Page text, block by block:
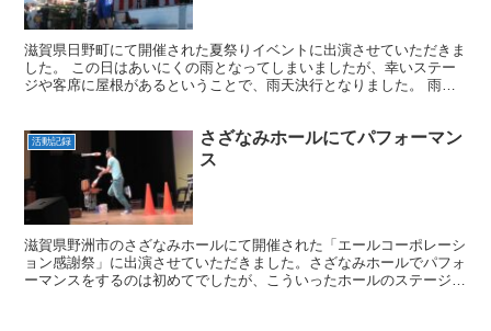
滋賀県日野町にて開催された夏祭りイベントに出演させていただきま
した。 この日はあいにくの雨となってしまいましたが、幸いステー
ジや客席に屋根があるということで、雨天決行となりました。 雨に
活動記録
さざなみホールにてパフォーマン
ス
滋賀県野洲市のさざなみホールにて開催された「エールコーポレーシ
ョン感謝祭」に出演させていただきました。さざなみホールでパフォ
ーマンスをするのは初めてでしたが、こういったホールのステージで